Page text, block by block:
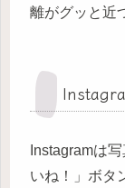
離がグッと近
Instagramは
いね！」ボタ